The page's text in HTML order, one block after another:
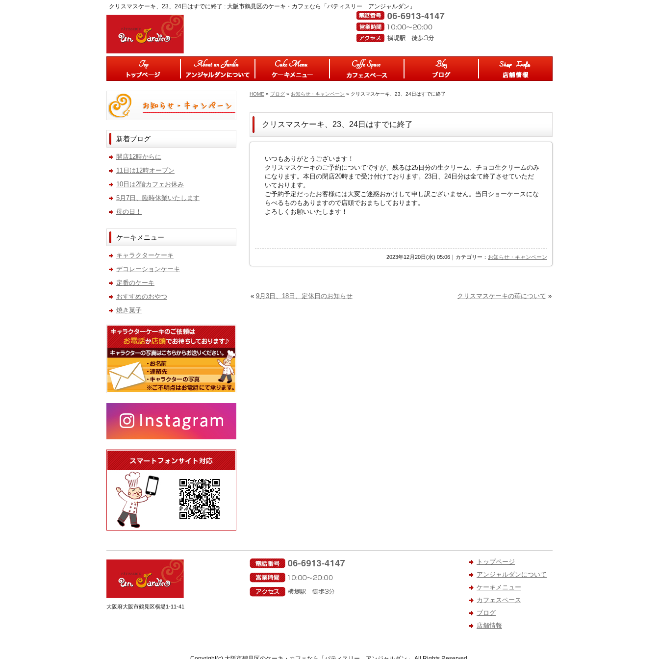
クリスマスケーキ、23、24日はすでに終了 : 大阪市鶴見区のケーキ・カフェなら「パティスリー アンジャルダン」
HOME » ブログ » お知らせ・キャンペーン » クリスマスケーキ、23、24日はすでに終了
クリスマスケーキ、23、24日はすでに終了
いつもありがとうございます！
クリスマスケーキのご予約についてですが、残るは25日分の生クリーム、チョコ生クリームのみ
になります。本日の閉店20時まで受け付けております。23日、24日分は全て終了させていただ
いております。
ご予約予定だったお客様には大変ご迷惑おかけして申し訳ございません。当日ショーケースにな
らべるものもありますので店頭でおまちしております。
よろしくお願いいたします！
2023年12月20日(水) 05:06｜カテゴリー： お知らせ・キャンペーン
« 9月3日、18日、定休日のお知らせ クリスマスケーキの苺について »
新着ブログ
開店12時からに
11日は12時オープン
10日は2階カフェお休み
5月7日、臨時休業いたします
母の日！
ケーキメニュー
キャラクターケーキ
デコレーションケーキ
定番のケーキ
おすすめのおやつ
焼き菓子
大阪府大阪市鶴見区横堤1-11-41
トップページ
アンジャルダンについて
ケーキメニュー
カフェスペース
ブログ
店舗情報